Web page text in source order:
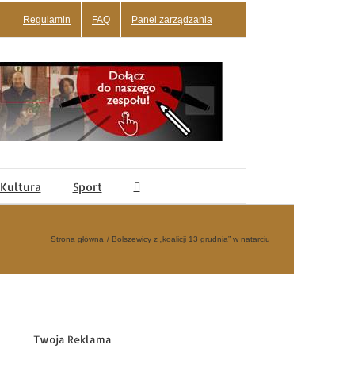
Regulamin FAQ Panel zarządzania
Kultura Sport
Strona główna Bolszewicy z „koalicji 13 grudnia” w natarciu
Twoja Reklama